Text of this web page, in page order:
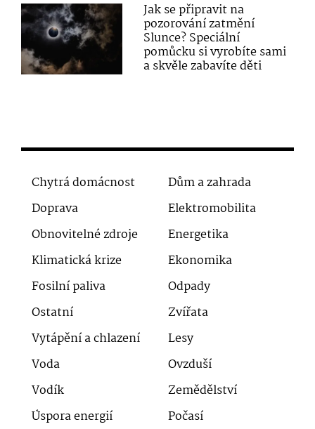
Jak se připravit na
pozorování zatmění
Slunce? Speciální
pomůcku si vyrobíte sami
a skvěle zabavíte děti
Chytrá domácnost
Dům a zahrada
Doprava
Elektromobilita
Obnovitelné zdroje
Energetika
Klimatická krize
Ekonomika
Fosilní paliva
Odpady
Ostatní
Zvířata
Vytápění a chlazení
Lesy
Voda
Ovzduší
Vodík
Zemědělství
Úspora energií
Počasí